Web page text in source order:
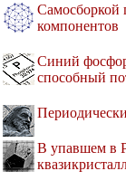
Самосборкой
компонентов
Синий
способный
В упавшем в